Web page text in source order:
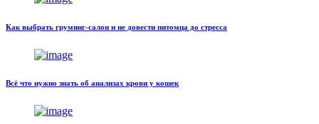
Как выбрать груминг-салон и не довести питомца до стресса
Всё что нужно знать об анализах крови у кошек